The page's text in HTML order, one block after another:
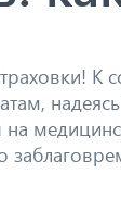
на